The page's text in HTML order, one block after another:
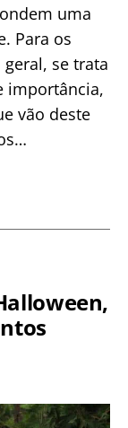
uma
Para os
se trata
importância,
vão deste